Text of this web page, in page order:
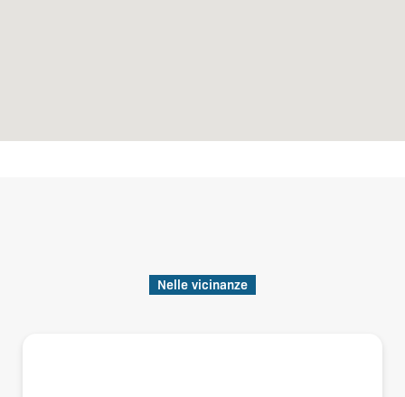
Nelle vicinanze